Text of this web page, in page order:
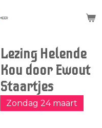
Lezing Helende
Kou door Ewout
Staartjes
Zondag 24 maart